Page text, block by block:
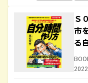
Ｓ
市
る